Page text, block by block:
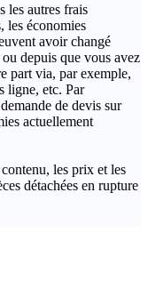
les autres frais
les économies
avoir changé
depuis que vous avez
part via, par exemple,
ligne, etc. Par
de devis sur
actuellement
les prix et les
détachées en rupture